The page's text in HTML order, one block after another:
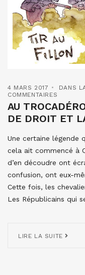
4 MARS 2017 DANS
COMMENTAIRES
AU
DE DROIT ET
Une certaine légende
cela ait commencé à
d’en découdre ont
confusion, ont eux-
Cette fois, les
Les Républicains qui
LIRE LA SUITE